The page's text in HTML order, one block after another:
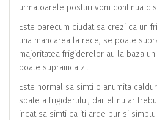
urmatoarele posturi vom continua
Este oarecum ciudat sa crezi ca un
tina mancarea la rece, se poate
majoritatea frigiderelor au la baza
poate supraincalzi.
Este normal sa simti o anumita
spate a frigiderului, dar el nu ar
incat sa simti ca iti arde pur si